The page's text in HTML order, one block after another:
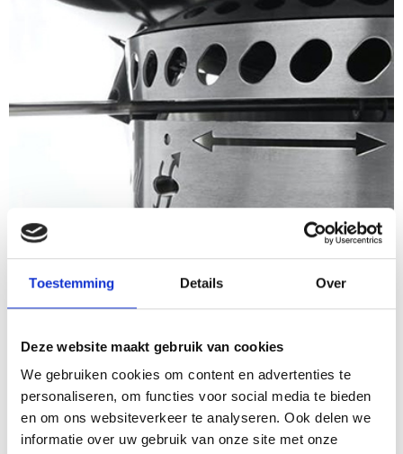
Toestemming Details Over
Deze website maakt gebruik van cookies
We gebruiken cookies om content en advertenties te
personaliseren, om functies voor social media te bieden
en om ons websiteverkeer te analyseren. Ook delen we
informatie over uw gebruik van onze site met onze
ASPAN